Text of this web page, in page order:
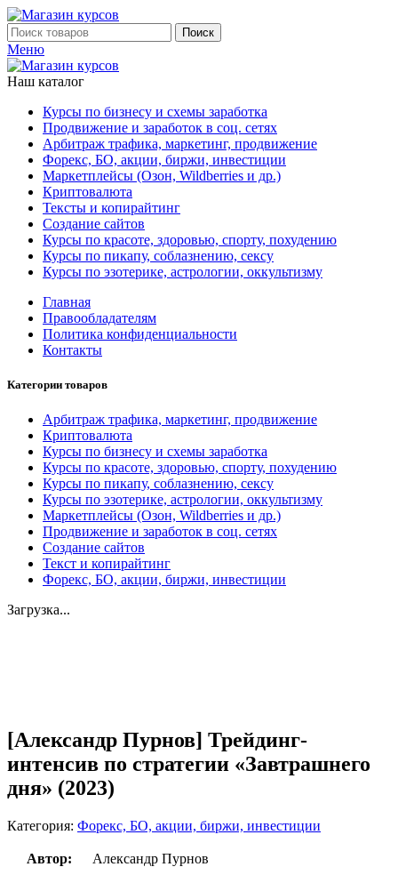
Поиск
Меню
Наш каталог
Курсы по бизнесу и схемы заработка
Продвижение и заработок в соц. сетях
Арбитраж трафика, маркетинг, продвижение
Форекс, БО, акции, биржи, инвестиции
Маркетплейсы (Озон, Wildberries и др.)
Криптовалюта
Тексты и копирайтинг
Создание сайтов
Курсы по красоте, здоровью, спорту, похудению
Курсы по пикапу, соблазнению, сексу
Курсы по эзотерике, астрологии, оккультизму
Главная
Правообладателям
Политика конфиденциальности
Контакты
Категории товаров
Арбитраж трафика, маркетинг, продвижение
Криптовалюта
Курсы по бизнесу и схемы заработка
Курсы по красоте, здоровью, спорту, похудению
Курсы по пикапу, соблазнению, сексу
Курсы по эзотерике, астрологии, оккультизму
Маркетплейсы (Озон, Wildberries и др.)
Продвижение и заработок в соц. сетях
Создание сайтов
Текст и копирайтинг
Форекс, БО, акции, биржи, инвестиции
Загрузка...
[Александр Пурнов] Трейдинг-
интенсив по стратегии «Завтрашнего
дня» (2023)
Категория: Форекс, БО, акции, биржи, инвестиции
Автор: Александр Пурнов